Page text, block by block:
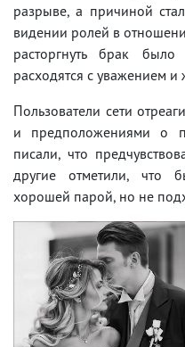
разрыве, а причиной
видении ролей в
расторгнуть брак
расходятся с уважением и
Пользователи сети
и предположениями о
писали, что
другие отметили, что
хорошей парой, но не